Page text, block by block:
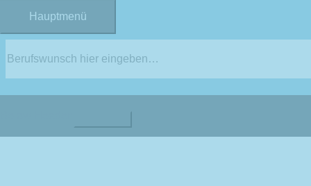
Hauptmenü